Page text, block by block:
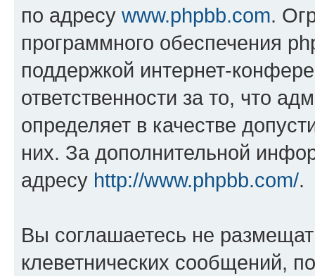
по адресу www.phpbb.com.
программного обеспечения
поддержкой интернет-
ответственности за то, что
определяет в качестве
них. За дополнительной
адресу http://www.phpbb.com/.
Вы соглашаетесь не
клеветнических сообщений,